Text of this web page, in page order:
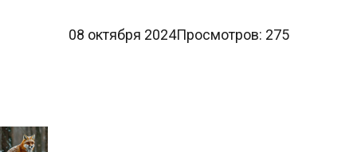
08 октября 2024Просмотров: 275